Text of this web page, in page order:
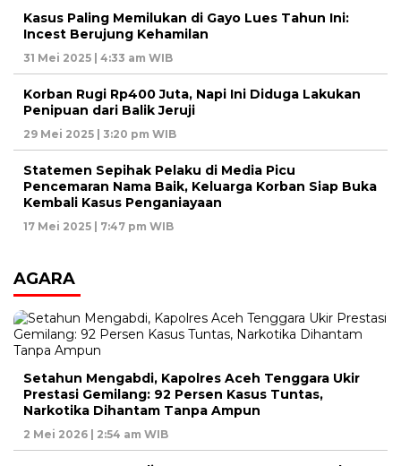
Kasus Paling Memilukan di Gayo Lues Tahun Ini:
Incest Berujung Kehamilan
31 Mei 2025 | 4:33 am WIB
Korban Rugi Rp400 Juta, Napi Ini Diduga Lakukan
Penipuan dari Balik Jeruji
29 Mei 2025 | 3:20 pm WIB
Statemen Sepihak Pelaku di Media Picu
Pencemaran Nama Baik, Keluarga Korban Siap Buka
Kembali Kasus Penganiayaan
17 Mei 2025 | 7:47 pm WIB
AGARA
Setahun Mengabdi, Kapolres Aceh Tenggara Ukir
Prestasi Gemilang: 92 Persen Kasus Tuntas,
Narkotika Dihantam Tanpa Ampun
2 Mei 2026 | 2:54 am WIB